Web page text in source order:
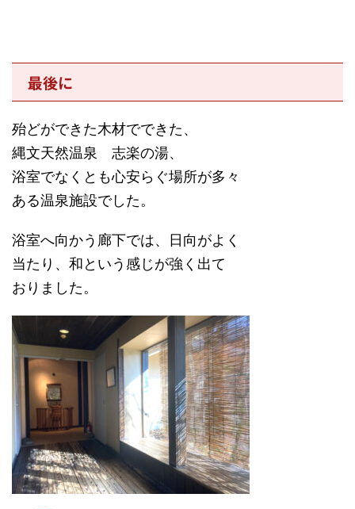
最後に
殆どができた木材でできた、
縄文天然温泉 志楽の湯、
浴室でなくとも心安らぐ場所が多々
ある温泉施設でした。
浴室へ向かう廊下では、日向がよく
当たり、和という感じが強く出て
おりました。